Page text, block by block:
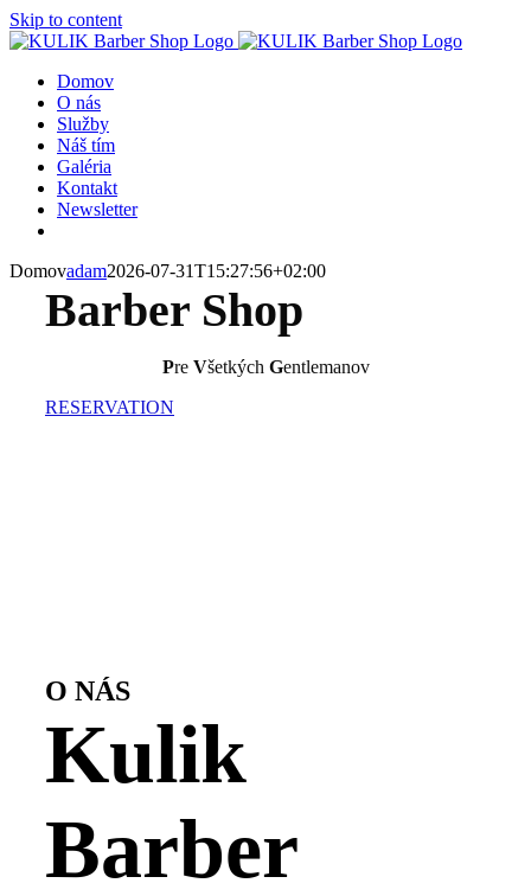
Skip to content
Domov
O nás
Služby
Náš tím
Galéria
Kontakt
Newsletter
Domovadam2026-07-31T15:27:56+02:00
Barber Shop
Pre Všetkých Gentlemanov
RESERVATION
O NÁS
Kulik
Barber